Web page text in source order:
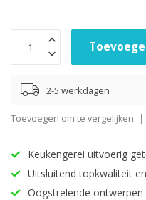
2-5 werkdagen
Toevoegen om te vergelijken
Keukengerei uitvoerig
Uitsluitend topkwaliteit
Oogstrelende ontwerpen